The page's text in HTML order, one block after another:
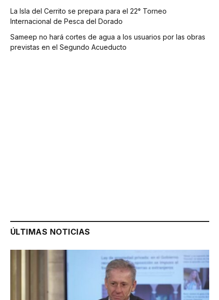
La Isla del Cerrito se prepara para el 22° Torneo
Internacional de Pesca del Dorado
Sameep no hará cortes de agua a los usuarios por las obras
previstas en el Segundo Acueducto
ÚLTIMAS NOTICIAS